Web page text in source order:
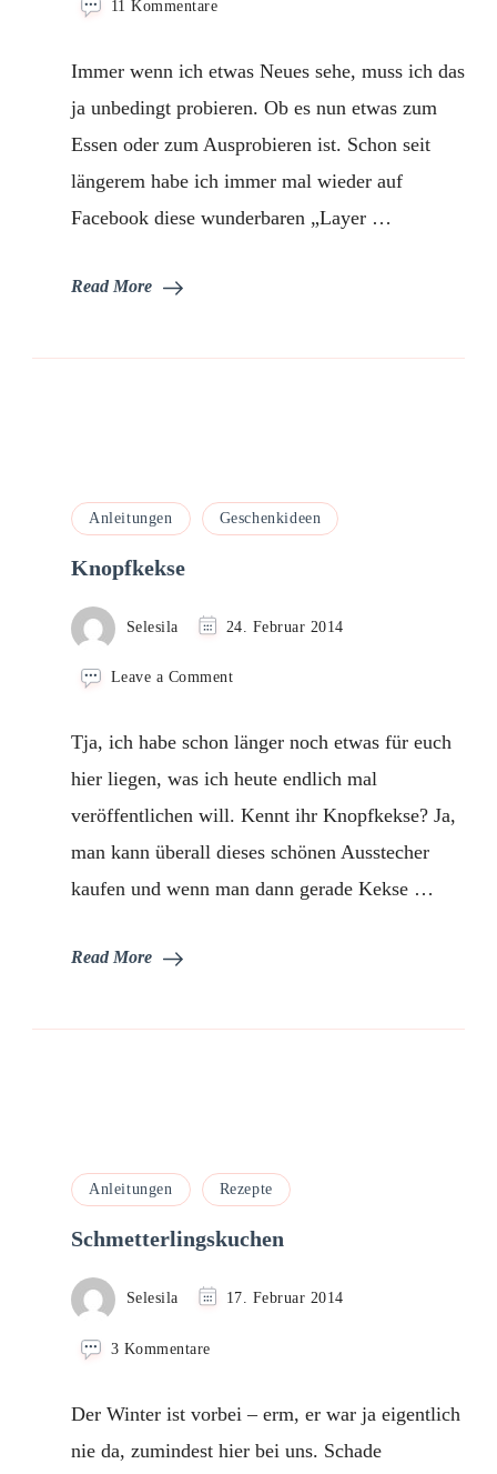
11 Kommentarezu
–
Baumkuchen
Muster
Immer wenn ich etwas Neues sehe, muss ich das
ja unbedingt probieren. Ob es nun etwas zum
Essen oder zum Ausprobieren ist. Schon seit
längerem habe ich immer mal wieder auf
Facebook diese wunderbaren „Layer …
Read More
Anleitungen Geschenkideen
Knopfkekse
Selesila 24. Februar 2014
Leave a Commenton
Tja, ich habe schon länger noch etwas für euch
hier liegen, was ich heute endlich mal
veröffentlichen will. Kennt ihr Knopfkekse? Ja,
man kann überall dieses schönen Ausstecher
kaufen und wenn man dann gerade Kekse …
Read More
Anleitungen Rezepte
Schmetterlingskuchen
Selesila 17. Februar 2014
3 Kommentarezu
Der Winter ist vorbei – erm, er war ja eigentlich
nie da, zumindest hier bei uns. Schade